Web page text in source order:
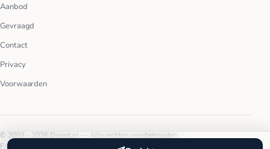
Aanbod
Gevraagd
Contact
Privacy
Voorwaarden
© 2003 – 2026 Dienst.nl — Alle rechten voorbehouden.
FAQ